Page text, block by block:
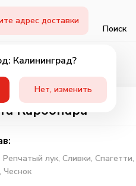
адрес доставки
Калининград?
Нет, изменить
Поиск
Карбонара
Репчатый лук, Сливки, Спагетти,
Чеснок